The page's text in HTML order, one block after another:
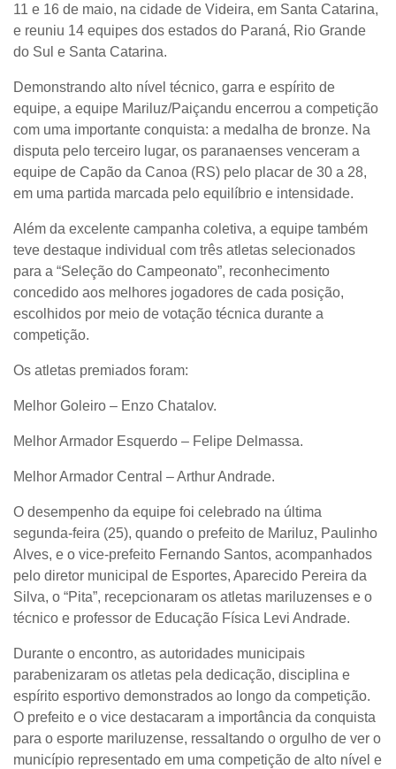
11 e 16 de maio, na cidade de Videira, em Santa Catarina,
e reuniu 14 equipes dos estados do Paraná, Rio Grande
do Sul e Santa Catarina.
Demonstrando alto nível técnico, garra e espírito de
equipe, a equipe Mariluz/Paiçandu encerrou a competição
com uma importante conquista: a medalha de bronze. Na
disputa pelo terceiro lugar, os paranaenses venceram a
equipe de Capão da Canoa (RS) pelo placar de 30 a 28,
em uma partida marcada pelo equilíbrio e intensidade.
Além da excelente campanha coletiva, a equipe também
teve destaque individual com três atletas selecionados
para a “Seleção do Campeonato”, reconhecimento
concedido aos melhores jogadores de cada posição,
escolhidos por meio de votação técnica durante a
competição.
Os atletas premiados foram:
Melhor Goleiro – Enzo Chatalov.
Melhor Armador Esquerdo – Felipe Delmassa.
Melhor Armador Central – Arthur Andrade.
O desempenho da equipe foi celebrado na última
segunda-feira (25), quando o prefeito de Mariluz, Paulinho
Alves, e o vice-prefeito Fernando Santos, acompanhados
pelo diretor municipal de Esportes, Aparecido Pereira da
Silva, o “Pita”, recepcionaram os atletas mariluzenses e o
técnico e professor de Educação Física Levi Andrade.
Durante o encontro, as autoridades municipais
parabenizaram os atletas pela dedicação, disciplina e
espírito esportivo demonstrados ao longo da competição.
O prefeito e o vice destacaram a importância da conquista
para o esporte mariluzense, ressaltando o orgulho de ver o
município representado em uma competição de alto nível e